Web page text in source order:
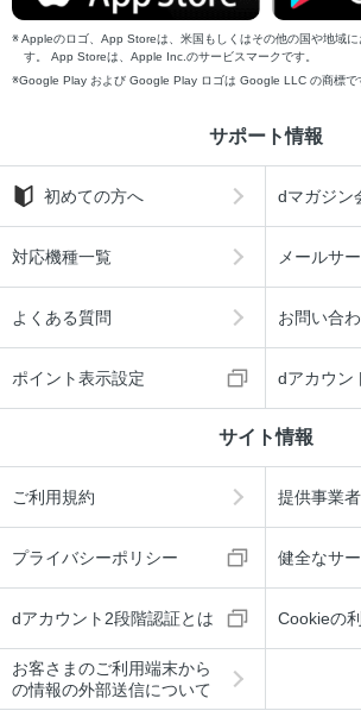
Appleのロゴ、App Storeは、米国もしくはその他の国や地域
す。 App Storeは、Apple Inc.のサービスマークです。
Google Play および Google Play ロゴは Google LLC の商標で
サポート情報
初めての方へ dマガジン
対応機種一覧 メールサ
よくある質問 お問い合
ポイント表示設定 dアカウン
サイト情報
ご利用規約 提供事業
プライバシーポリシー 健全なサ
dアカウント2段階認証とは Cookieの
お客さまのご利用端末から
の情報の外部送信について